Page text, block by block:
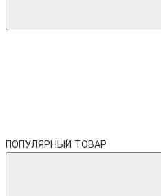
ПОПУЛЯРНЫЙ ТОВАР